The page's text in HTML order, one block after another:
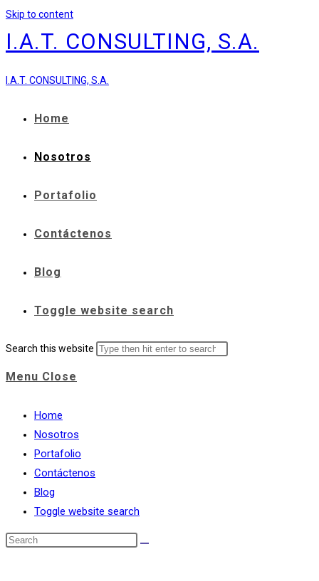
Skip to content
I.A.T. CONSULTING, S.A.
I.A.T. CONSULTING, S.A.
Home
Nosotros
Portafolio
Contáctenos
Blog
Toggle website search
Search this website
Menu Close
Home
Nosotros
Portafolio
Contáctenos
Blog
Toggle website search